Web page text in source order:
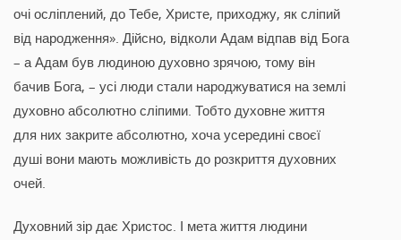
очі осліплений, до Тебе, Христе, приходжу, як сліпий
від народження». Дійсно, відколи Адам відпав від Бога
– а Адам був людиною духовно зрячою, тому він
бачив Бога, – усі люди стали народжуватися на землі
духовно абсолютно сліпими. Тобто духовне життя
для них закрите абсолютно, хоча усередині своєї
душі вони мають можливість до розкриття духовних
очей.
Духовний зір дає Христос. І мета життя людини